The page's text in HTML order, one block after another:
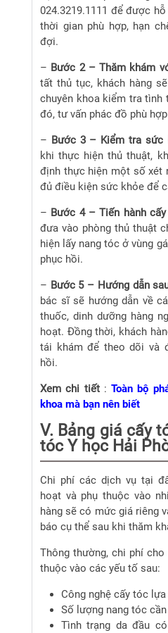
024.3219.1111 để được
thời gian phù hợp, hạn
đợi.
– Bước 2 – Thăm khám
tất thủ tục, khách hàng
chuyên khoa kiểm tra tình
đó, tư vấn phác đồ phù
– Bước 3 – Kiểm tra sức
khi thực hiện thủ thuật,
định thực hiện một số xét
đủ điều kiện sức khỏe để
– Bước 4 – Tiến hành
đưa vào phòng thủ thuật
hiện lấy nang tóc ở vùng
phục hồi.
– Bước 5 – Hướng dẫn
bác sĩ sẽ hướng dẫn về
thuốc, dinh dưỡng hàng
hoạt. Đồng thời, khách
tái khám để theo dõi và
hồi.
Xem chi tiết:Toàn bộ
khoa mà bạn nên biết
V. Bảng giá cấy
tóc Y học Hải
Chi phí các dịch vụ tại
hoạt và phụ thuộc vào
hàng sẽ có mức giá riêng
báo cụ thể sau khi thăm
Thông thường, chi phí
thuộc vào các yếu tố sau:
Công nghệ cấy tóc lựa
Số lượng nang tóc cần
Tình trạng da đầu